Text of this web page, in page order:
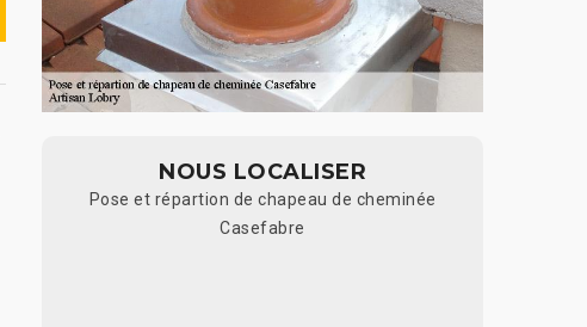
NOUS LOCALISER
Pose et répartion de chapeau de cheminée
Casefabre